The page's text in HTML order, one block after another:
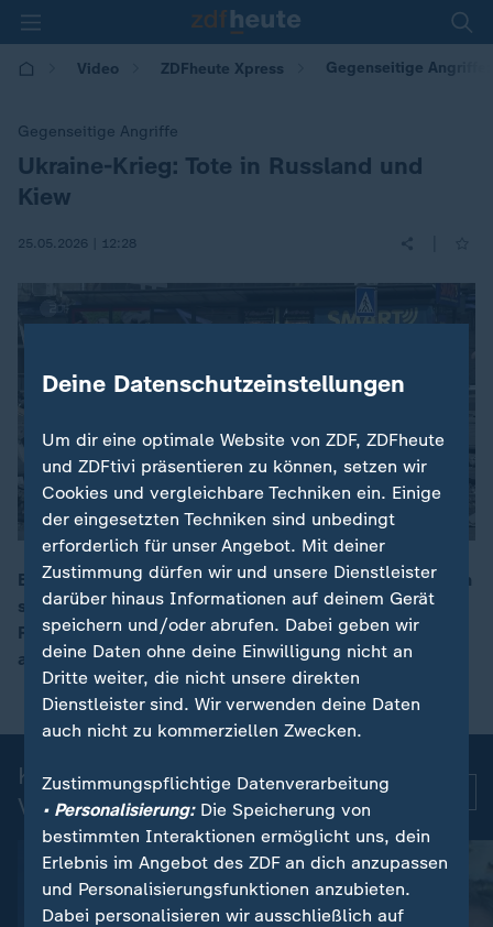
Video ZDFheute Xpress Gegenseitige Angriffe:
Gegenseitige Angriffe
:Ukraine-Krieg: Tote in Russland und
Kiew
25.05.2026 | 12:28
00:16
Bei ukrainischen Angriffen auf russische Grenzregionen
sind laut Behörden zwei Menschen getötet worden.
Russland hatte Kiew zuvor mit Raketen und Drohnen
angegriffen, vier Menschen starben.
Kurznachrichten: Aktuelle
Videos
Deine Datenschutzeinstellungen
Um dir eine optimale Website von ZDF, ZDFheute
und ZDFtivi präsentieren zu können, setzen wir
Cookies und vergleichbare Techniken ein. Einige
der eingesetzten Techniken sind unbedingt
erforderlich für unser Angebot. Mit deiner
Zustimmung dürfen wir und unsere Dienstleister
darüber hinaus Informationen auf deinem Gerät
speichern und/oder abrufen. Dabei geben wir
deine Daten ohne deine Einwilligung nicht an
Dritte weiter, die nicht unsere direkten
Dienstleister sind. Wir verwenden deine Daten
auch nicht zu kommerziellen Zwecken.
Zustimmungspflichtige Datenverarbeitung
• Personalisierung:Die Speicherung von
bestimmten Interaktionen ermöglicht uns, dein
Erlebnis im Angebot des ZDF an dich anzupassen
und Personalisierungsfunktionen anzubieten.
Dabei personalisieren wir ausschließlich auf